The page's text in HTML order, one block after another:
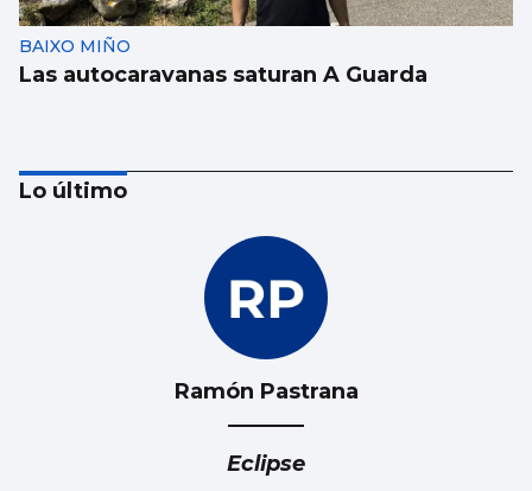
BAIXO MIÑO
Las autocaravanas saturan A Guarda
La Xunta pone en marcha un plan de
mejoras en el Aloia
Lo último
Ramón Pastrana
Eclipse